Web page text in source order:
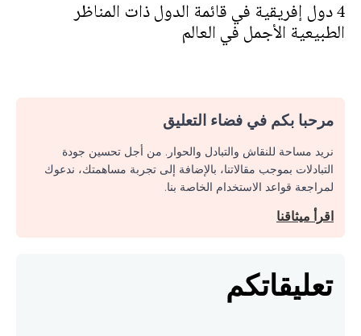
4 دول إفريقية في قائمة الدول ذات المناظر
الطبيعية الأجمل في العالم
مرحبا بكم في فضاء التعليق
نريد مساحة للنقاش والتبادل والحوار. من أجل تحسين جودة
التبادلات بموجب مقالاتنا، بالإضافة إلى تجربة مساهمتك، ندعوك
لمراجعة قواعد الاستخدام الخاصة بنا.
اقرأ ميثاقنا
تعليقاتكم